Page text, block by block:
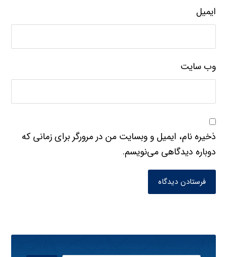
ایمیل
وب‌ سایت
ذخیره نام، ایمیل و وبسایت من در مرورگر برای زمانی که
دوباره دیدگاهی می‌نویسم.
فرستادن دیدگاه